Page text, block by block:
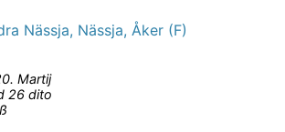
Nässja, Nässja, Åker (F)
Martij
26 dito